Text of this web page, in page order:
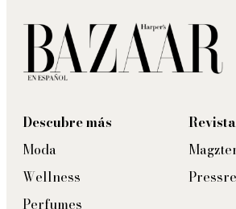
Descubre más
Moda
Wellness
Perfumes
Revista